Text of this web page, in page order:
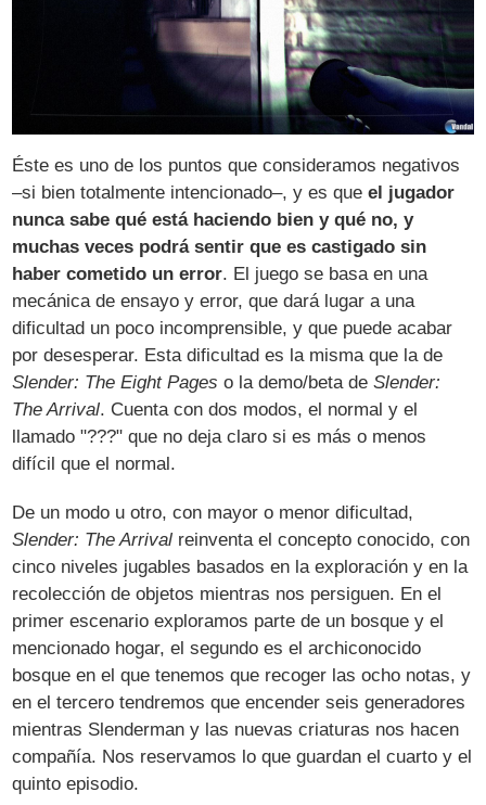
Éste es uno de los puntos que consideramos negativos
–si bien totalmente intencionado–, y es queel jugador
nunca sabe qué está haciendo bien y qué no, y
muchas veces podrá sentir que es castigado sin
haber cometido un error. El juego se basa en una
mecánica de ensayo y error, que dará lugar a una
dificultad un poco incomprensible, y que puede acabar
por desesperar. Esta dificultad es la misma que la de
Slender: The Eight Pages o la demo/beta deSlender:
The Arrival. Cuenta con dos modos, el normal y el
llamado "???" que no deja claro si es más o menos
difícil que el normal.
De un modo u otro, con mayor o menor dificultad,
Slender: The Arrival reinventa el concepto conocido, con
cinco niveles jugables basados en la exploración y en la
recolección de objetos mientras nos persiguen. En el
primer escenario exploramos parte de un bosque y el
mencionado hogar, el segundo es el archiconocido
bosque en el que tenemos que recoger las ocho notas, y
en el tercero tendremos que encender seis generadores
mientras Slenderman y las nuevas criaturas nos hacen
compañía. Nos reservamos lo que guardan el cuarto y el
quinto episodio.